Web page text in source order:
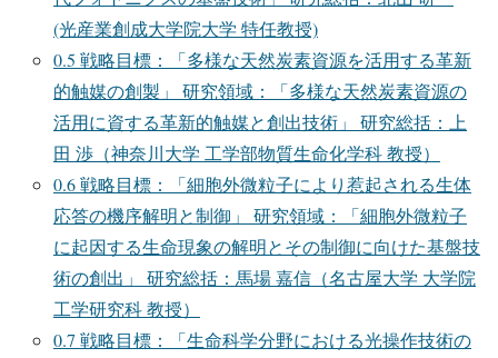
(光産業創成大学院大学 特任教授)
0.5 戦略目標：「多様な天然炭素資源を活用する革新
的触媒の創製」 研究領域：「多様な天然炭素資源の
活用に資する革新的触媒と創出技術」 研究総括：上
田 渉（神奈川大学 工学部物質生命化学科 教授）
0.6戦略目標：「細胞外微粒子により惹起される生体
応答の機序解明と制御」 研究領域：「細胞外微粒子
に起因する生命現象の解明とその制御に向けた基盤技
術の創出」 研究総括：馬場 嘉信（名古屋大学 大学院
工学研究科 教授）
0.7 戦略目標：「生命科学分野における光操作技術の